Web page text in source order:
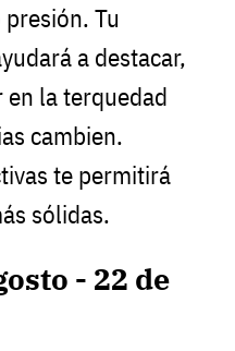
Tu
a destacar,
en la terquedad
cambien.
te permitirá
sólidas.
- 22 de